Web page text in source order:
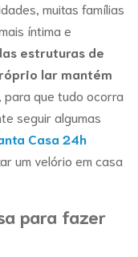
muitas famílias
íntima e
estruturas de
lar mantém
para que tudo ocorra
seguir algumas
Casa 24h
um velório em casa
para fazer